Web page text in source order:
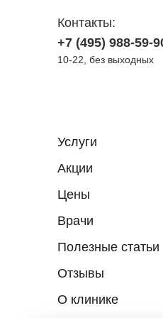
Контакты:
+7 (495) 988-59-
10-22, без выходных
Услуги
Акции
Цены
Врачи
Полезные статьи
Отзывы
О клинике